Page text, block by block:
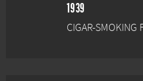
1939
CIGAR-SMOKING